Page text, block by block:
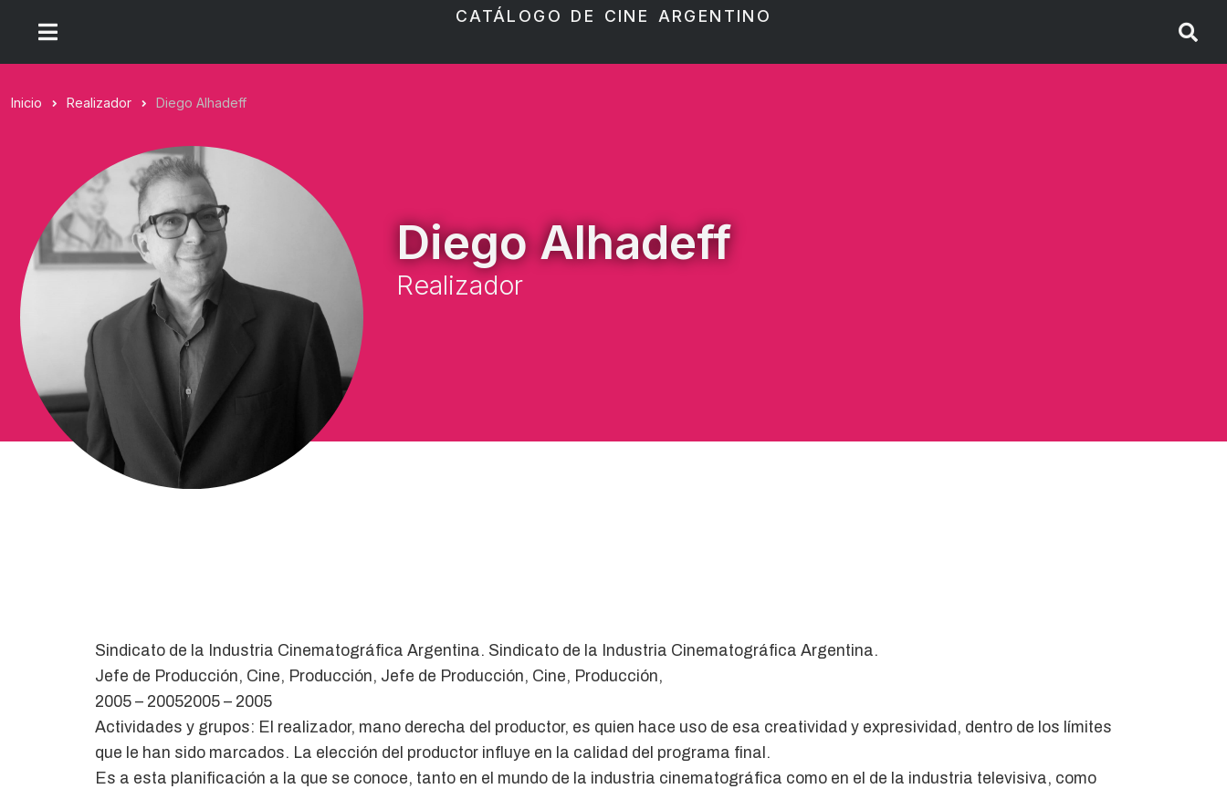
CATÁLOGO DE CINE ARGENTINO
Inicio Realizador Diego Alhadeff
Diego Alhadeff
Realizador
Sindicato de la Industria Cinematográfica Argentina. Sindicato de la Industria Cinematográfica Argentina.
Jefe de Producción, Cine, Producción, Jefe de Producción, Cine, Producción,
2005 – 20052005 – 2005
Actividades y grupos: El realizador, mano derecha del productor, es quien hace uso de esa creatividad y expresividad, dentro de los límites
que le han sido marcados. La elección del productor influye en la calidad del programa final.
Es a esta planificación a la que se conoce, tanto en el mundo de la industria cinematográfica como en el de la industria televisiva, como